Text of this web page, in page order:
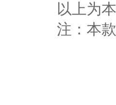
以上为
注：本